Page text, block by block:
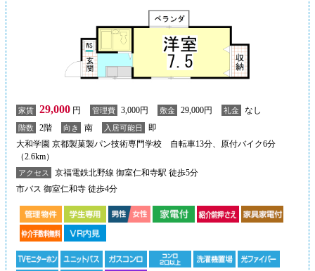
家賃 29,000 円 管理費 3,000円 敷金 29,000円 礼金 なし
階数 2階 向き 南 入居可能日
即
大和学園 京都製菓製パン技術専門学校 自転車13分、原付バイク6分
（2.6km）
アクセス
京福電鉄北野線 御室仁和寺駅 徒歩5分
市バス 御室仁和寺 徒歩4分